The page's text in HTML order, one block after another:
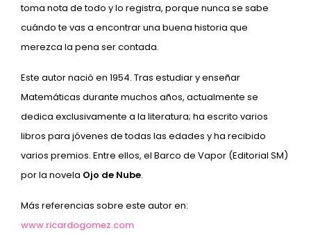
toma nota de todo y lo registra, porque nunca se sabe
cuándo te vas a encontrar una buena historia que
merezca la pena ser contada.
Este autor nació en 1954. Tras estudiar y enseñar
Matemáticas durante muchos años, actualmente se
dedica exclusivamente a la literatura; ha escrito varios
libros para jóvenes de todas las edades y ha recibido
varios premios. Entre ellos, el Barco de Vapor (Editorial SM)
por la novela Ojo de Nube.
Más referencias sobre este autor en:
www.ricardogomez.com